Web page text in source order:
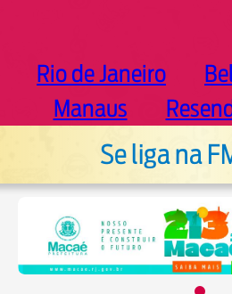
Rio de Janeiro
Manaus
Se liga na